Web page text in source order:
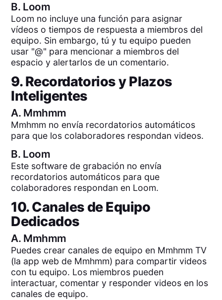
B. Loom
Loom no incluye una función para asignar
vídeos o tiempos de respuesta a miembros del
equipo. Sin embargo, tú y tu equipo pueden
usar "@" para mencionar a miembros del
espacio y alertarlos de un comentario.
9. Recordatorios y Plazos
Inteligentes
A. Mmhmm
Mmhmm no envía recordatorios automáticos
para que los colaboradores respondan videos.
B. Loom
Este software de grabación no envía
recordatorios automáticos para que
colaboradores respondan en Loom.
10. Canales de Equipo
Dedicados
A. Mmhmm
Puedes crear canales de equipo en Mmhmm TV
(la app web de Mmhmm) para compartir videos
con tu equipo. Los miembros pueden
interactuar, comentar y responder videos en los
canales de equipo.